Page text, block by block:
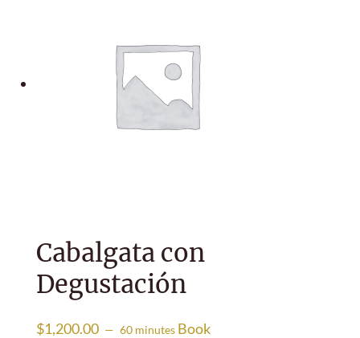
Cabalgata con
Degustación
$1,200.00 60 minutes Book